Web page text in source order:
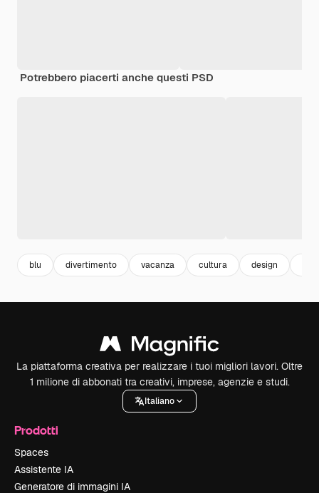
Potrebbero piacerti anche questi PSD
blu divertimento vacanza cultura design
La piattaforma creativa per realizzare i tuoi migliori lavori. Oltre
1 milione di abbonati tra creativi, imprese, agenzie e studi.
Italiano
Prodotti
Spaces
Assistente IA
Generatore di immagini IA